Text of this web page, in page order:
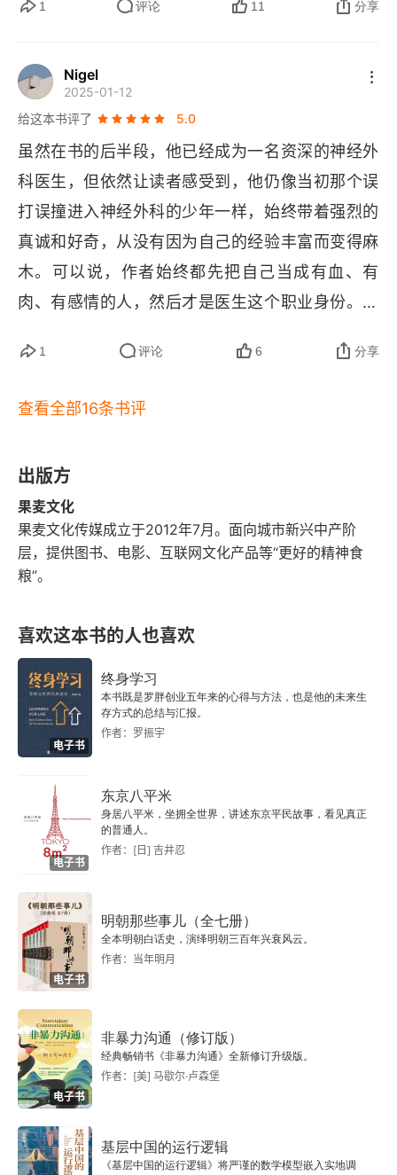
哪里发麻没感觉。永远要亲自检查
光片，检查片
而且要记住，一定要仔细核对手术同意书上的名字
和绑在病人手腕上的名字。.................. 这本《抱
歉，我动了你的脑子》还有另一个版本的不同译名
《神经外科的黑色喜剧》。英文原名 When the
Air Hits Your Brain—Tales of Neurosurgery ，我
觉得这个中文译名很传神很贴切。作者弗兰克・维
托斯克本是一名钢铁工人，后来发奋成了一位神经
外科医生。这是以他和他的同事们的经历为蓝本写
的一本书，很难归类，讲的是故事，但又不是严格
意义的小说，也算不到散文里去。在第七章中，看
的人不应该从事殡仪行业”。我在一次医生朋友们的
理解。还会因为有人说医生冷血或者麻木之类的话
而生气，但又苦于无法在争执中表白自己，无法改
变他人的偏见。这时我的那位外科主任朋友，突然
不咸不淡的给他们一个六字真言做总结:“非同行，
“冷血” 的质疑，最精辟、最酷、最有型的回答。回
到本书，作者的故事讲的绝大部分都不是在吹嘘自
己多有才干，他自谦跟天才完全搭不上边。这本书
谈的也不是些稀奇古怪的病例或者古怪医生，更没
有躲在什么地方谈情说爱的场面，没有什么医学界
名人的内幕故事。只是把焦点放在寻常的人物上：
寻常的病人、寻常的医生，他们如何面对棘手的疾
病，以及偶尔展示出不寻常勇气的时刻。不是不会
者的要求，同样也适用于我们每一个人。
1 评论 11 分享
Nigel
2025-01-12
给这本书评了
5.0
虽然在书的后半段，他已经成为一名资深的神经外
科医生，但依然让读者感受到，他仍像当初那个误
打误撞进入神经外科的少年一样，始终带着强烈的
真诚和好奇，从没有因为自己的经验丰富而变得麻
木。可以说，作者始终都先把自己当成有血、有
肉、有感情的人，然后才是医生这个职业身份。法
样，对读者娓娓道来。读完这本书你会毫不怀疑，
1 评论 6 分享
查看全部16条书评
出版方
果麦文化
果麦文化传媒成立于2012年7月。面向城市新兴中产阶
层，提供图书、电影、互联网文化产品等“更好的精神食
粮”。
喜欢这本书的人也喜欢
电子书
终身学习
本书既是罗胖创业五年来的心得与方法，也是他的未来生
存方式的总结与汇报。
作者：罗振宇
电子书
东京八平米
身居八平米，坐拥全世界，讲述东京平民故事，看见真正
的普通人。
作者：[日] 吉井忍
电子书
明朝那些事儿（全七册）
全本明朝白话史，演绎明朝三百年兴衰风云。
作者：当年明月
电子书
非暴力沟通（修订版）
经典畅销书《非暴力沟通》全新修订升级版。
作者：[美] 马歇尔·卢森堡
基层中国的运行逻辑
《基层中国的运行逻辑》将严谨的数学模型嵌入实地调